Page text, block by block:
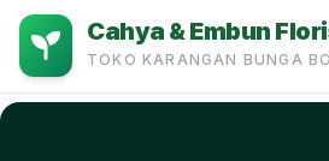
Cahya & Embun
TOKO KARANGAN BUNGA